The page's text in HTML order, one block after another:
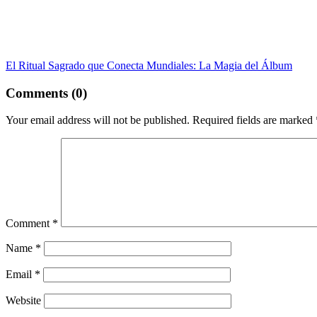
El Ritual Sagrado que Conecta Mundiales: La Magia del Álbum
Comments (0)
Your email address will not be published. Required fields are marked
Comment *
Name *
Email *
Website